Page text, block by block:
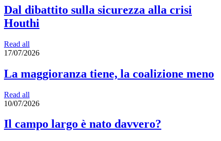
Dal dibattito sulla sicurezza alla crisi
Houthi
Read all
17/07/2026
La maggioranza tiene, la coalizione meno
Read all
10/07/2026
Il campo largo è nato davvero?